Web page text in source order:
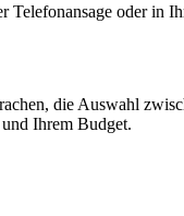
oder in
die Auswahl
Ihrem Budget.